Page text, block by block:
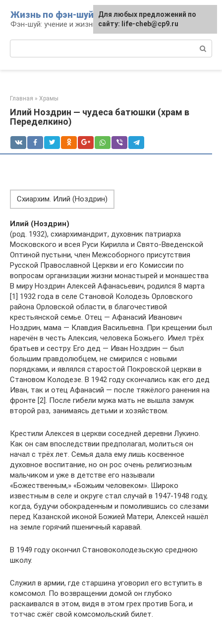
контенту
Жизнь по фэн-шуй
Фэн-шуй: учение и жизнь
Главная » Храмы
Илий Ноздрин — чудеса батюшки (храм в
Переделкино)
Схиархим. Илий (Ноздрин)
Илий (Ноздрин)
(род. 1932), схиархимандрит, духовник патриарха
Московского и всея Руси Кирилла и Свято-Введенской
Оптиной пустыни, член Межсоборного присутствия
Русской Православной Церкви и его Комиссии по
вопросам организации жизни монастырей и монашества
В миру Ноздрин Алексей Афанасьевич, родился 8 марта
[1] 1932 года в селе Становой Колодезь Орловского
района Орловской области, в благочестивой
крестьянской семье. Отец — Афанасий Иванович
Ноздрин, мама — Клавдия Васильевна. При крещении был
наречён в честь Алексия, человека Божьего. Имел трёх
братьев и сестру. Его дед — Иван Ноздрин — был
большим правдолюбцем, не смирился с новыми
порядками, и являлся старостой Покровской церкви в
Становом Колодезе. В 1942 году скончались как его дед
Иван, так и отец Афанасий — после тяжёлого ранения на
фронте [2]. После гибели мужа мать не вышла замуж
второй раз, занимаясь детьми и хозяйством.
Крестили Алексея в церкви соседней деревни Лукино.
Как он сам впоследствии предполагал, молиться он
начал с трёх лет. Семья дала ему лишь косвенное
духовное воспитание, но он рос очень религиозным
мальчиком и уже в детстве его называли
«Божественным,» «Божьим человеком». Широко
известным в селе и округе стал случай в 1947-1948 году,
когда, будучи обокраденным и помолившись со слезами
перед Казанской иконой Божией Матери, Алексей нашёл
на земле горячий пшеничный каравай.
В 1949 году окончил Становоколодезьскую среднюю
школу.
Служил в армии, где старшина уговорил его вступить в
комсомол. По возвращении домой он глубоко
раскаивался в этом, видя в этом грех против Бога, и
тотчас сжёг свой комсомольский билет.
Для любых предложений по
сайту: life-cheb@cp9.ru
Для любых предложений по
сайту: life-cheb@cp9.ru